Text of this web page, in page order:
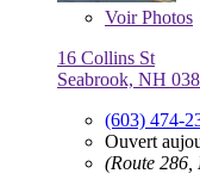
VoirPhotos
16 Collins St
Seabrook, NH
(603) 474-
Ouvert
(Route 286,